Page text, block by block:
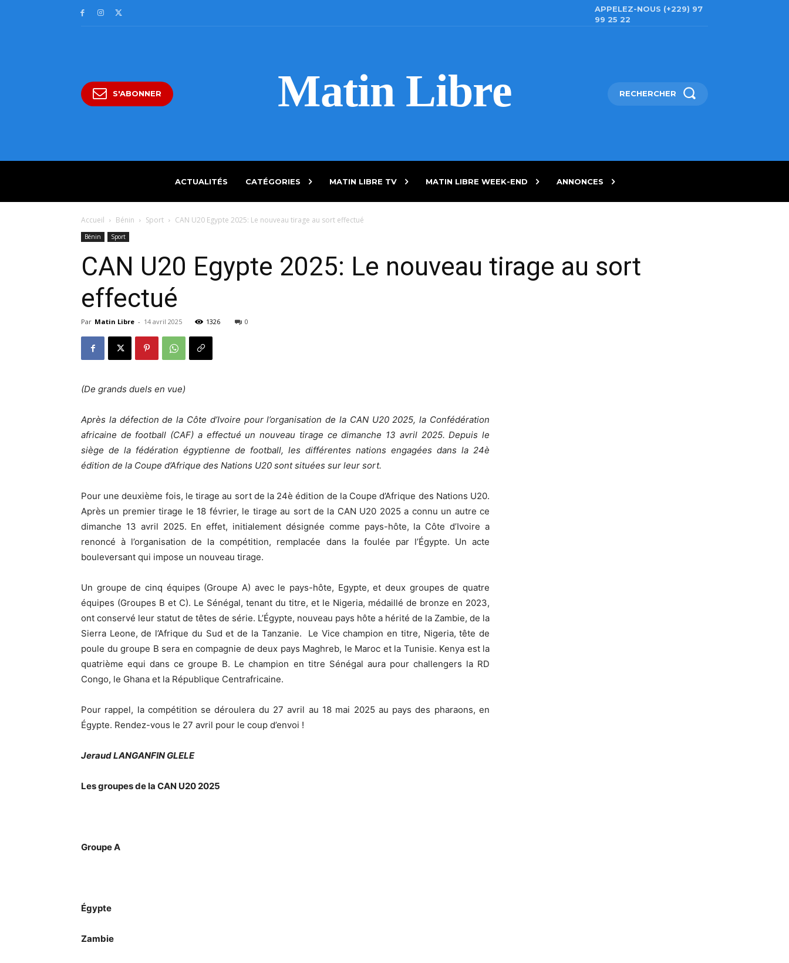
APPELEZ-NOUS (+229) 97
99 25 22
S'ABONNER Matin Libre RECHERCHER
ACTUALITÉS CATÉGORIES MATIN LIBRE TV MATIN LIBRE WEEK-END ANNONCES
Accueil Bénin Sport CAN U20 Egypte 2025: Le nouveau tirage au sort effectué
Bénin Sport
CAN U20 Egypte 2025: Le nouveau tirage au sort
effectué
Par Matin Libre - 14 avril 2025 1326 0
(De grands duels en vue)
Après la défection de la Côte d’Ivoire pour l’organisation de la CAN U20 2025, la Confédération
africaine de football (CAF) a effectué un nouveau tirage ce dimanche 13 avril 2025. Depuis le
siège de la fédération égyptienne de football, les différentes nations engagées dans la 24è
édition de la Coupe d’Afrique des Nations U20 sont situées sur leur sort.
Pour une deuxième fois, le tirage au sort de la 24è édition de la Coupe d’Afrique des Nations U20.
Après un premier tirage le 18 février, le tirage au sort de la CAN U20 2025 a connu un autre ce
dimanche 13 avril 2025. En effet, initialement désignée comme pays-hôte, la Côte d’Ivoire a
renoncé à l’organisation de la compétition, remplacée dans la foulée par l’Égypte. Un acte
bouleversant qui impose un nouveau tirage.
Un groupe de cinq équipes (Groupe A) avec le pays-hôte, Egypte, et deux groupes de quatre
équipes (Groupes B et C). Le Sénégal, tenant du titre, et le Nigeria, médaillé de bronze en 2023,
ont conservé leur statut de têtes de série. L’Égypte, nouveau pays hôte a hérité de la Zambie, de la
Sierra Leone, de l’Afrique du Sud et de la Tanzanie. Le Vice champion en titre, Nigeria, tête de
poule du groupe B sera en compagnie de deux pays Maghreb, le Maroc et la Tunisie. Kenya est la
quatrième equi dans ce groupe B. Le champion en titre Sénégal aura pour challengers la RD
Congo, le Ghana et la République Centrafricaine.
Pour rappel, la compétition se déroulera du 27 avril au 18 mai 2025 au pays des pharaons, en
Égypte. Rendez-vous le 27 avril pour le coup d’envoi !
Jeraud LANGANFIN GLELE
Les groupes de la CAN U20 2025
Groupe A
Égypte
Zambie